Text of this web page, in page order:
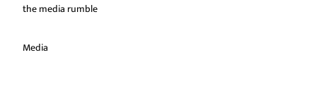
the media rumble
Media